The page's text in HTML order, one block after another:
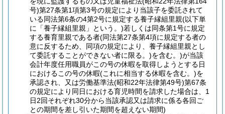
号)第27条第1項第3号の規定により当該子を委託されて
いる同法第6条の4第2号に規定する養子縁組里親(以下単
に「養子縁組里親」という。)若しくは同条第1号に規定
する養育里親である者(同法第27条第4項に規定する者の
意に反するため、同項の規定により、養子縁組里親とし
て委託することができない者に限る。)を含む。)が当該
会計年度任用職員がこの号の休暇を取得しようとする日
におけるこの号の休暇(これに相当する休暇を含む。)を
承認され、又は労働基準法(昭和22年法律第49号)第67条
の規定により同日における育児時間を請求した場合は、1
日2回それぞれ30分から当該承認又は請求に係る各回ご
との期間を差し引いた期間を超えない期間)